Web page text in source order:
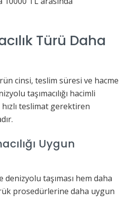
Türü Daha
cinsi, teslim süresi ve hacme
taşımacılığı hacimli
teslimat gerektiren
Uygun
taşıması hem daha
prosedürlerine daha uygun